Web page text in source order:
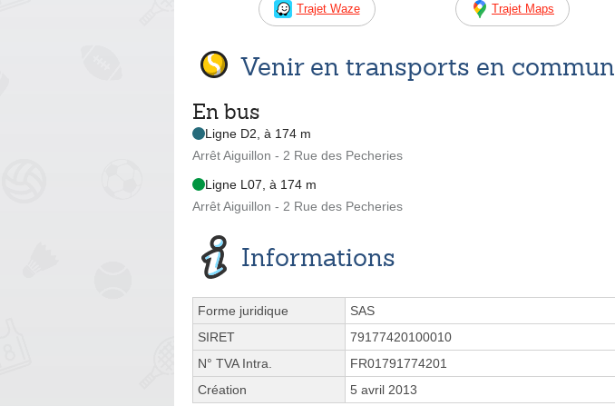
Trajet Waze Trajet Maps
Venir en transports en commun
En bus
Ligne D2, à 174 m
Arrêt Aiguillon - 2 Rue des Pecheries
Ligne L07, à 174 m
Arrêt Aiguillon - 2 Rue des Pecheries
Informations
Forme juridique
SAS
SIRET
79177420100010
N° TVA Intra.
FR01791774201
Création
5 avril 2013